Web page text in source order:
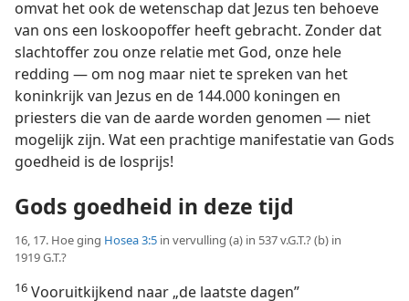
omvat het ook de wetenschap dat Jezus ten behoeve
van ons een loskoopoffer heeft gebracht. Zonder dat
slachtoffer zou onze relatie met God, onze hele
redding — om nog maar niet te spreken van het
koninkrijk van Jezus en de 144.000 koningen en
priesters die van de aarde worden genomen — niet
mogelijk zijn. Wat een prachtige manifestatie van Gods
goedheid is de losprijs!
Gods goedheid in deze tijd
16, 17. Hoe ging Hosea 3:5 in vervulling (a) in 537 v.G.T.? (b) in
1919 G.T.?
16 Vooruitkijkend naar „de laatste dagen”